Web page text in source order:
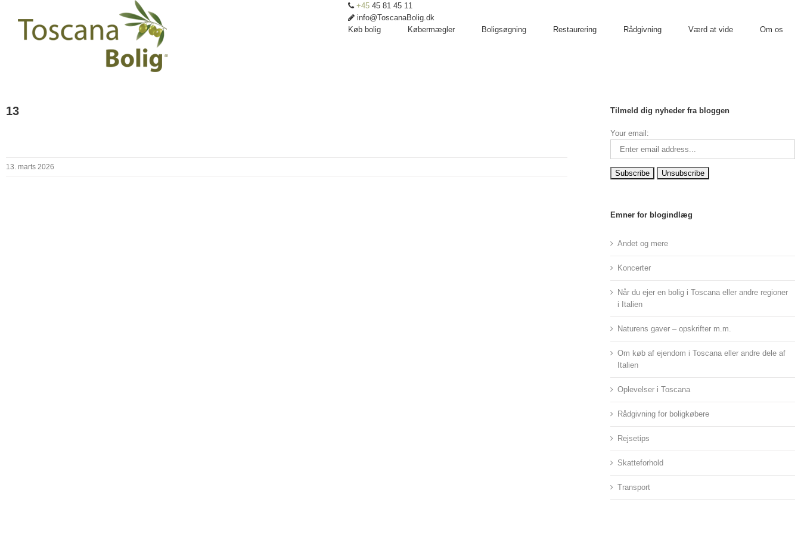
+45 45 81 45 11
info@ToscanaBolig.dk
Køb bolig
Købermægler Boligsøgning Restaurering Rådgivning Værd at vide Om os
13
13. marts 2026
Tilmeld dig nyheder fra bloggen
Your email:
Emner for blogindlæg
Andet og mere
Koncerter
Når du ejer en bolig i Toscana eller andre regioner
i Italien
Naturens gaver – opskrifter m.m.
Om køb af ejendom i Toscana eller andre dele af
Italien
Oplevelser i Toscana
Rådgivning for boligkøbere
Rejsetips
Skatteforhold
Transport